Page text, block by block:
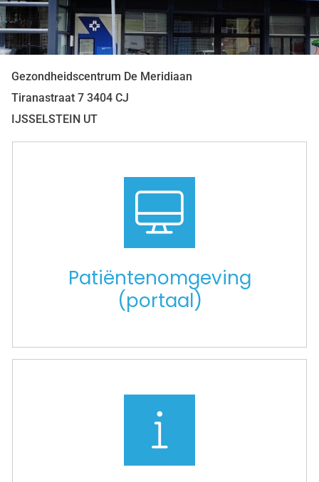
Gezondheidscentrum De Meridiaan
Tiranastraat 7 3404 CJ
IJSSELSTEIN UT
Patiëntenomgeving
(portaal)